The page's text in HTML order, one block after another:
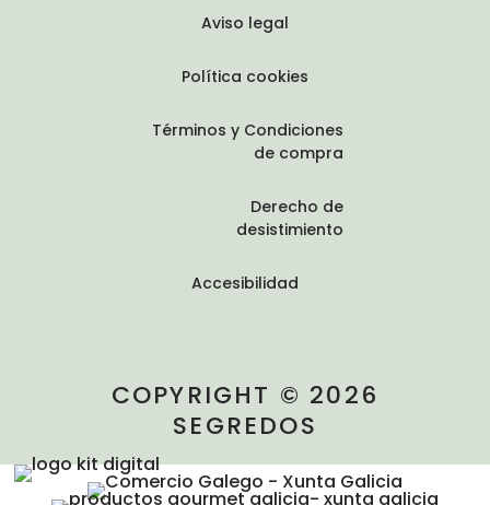
Aviso legal
Política cookies
Términos y Condiciones
de compra
Derecho de
desistimiento
Accesibilidad
COPYRIGHT © 2026
SEGREDOS